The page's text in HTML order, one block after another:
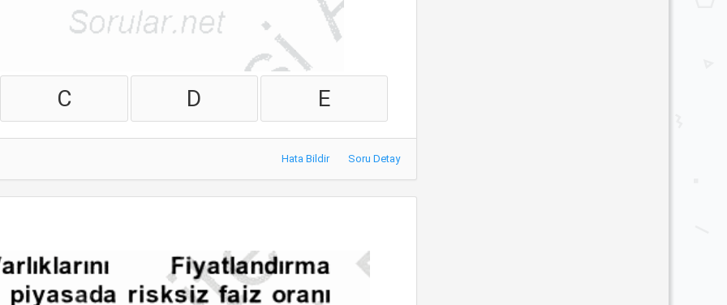
C D E
Hata Bildir Soru Detay